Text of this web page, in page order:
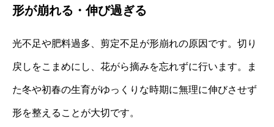
形が崩れる・伸び過ぎる
光不足や肥料過多、剪定不足が形崩れの原因です。切り
戻しをこまめにし、花がら摘みを忘れずに行います。ま
た冬や初春の生育がゆっくりな時期に無理に伸びさせず
形を整えることが大切です。